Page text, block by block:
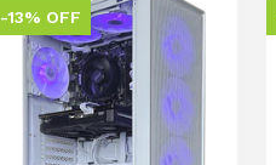
-13% OFF